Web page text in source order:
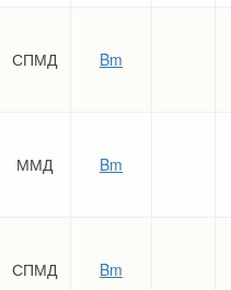
СПМД Bm
ММД Bm
СПМД Bm